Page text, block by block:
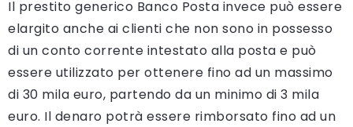
Il prestito generico Banco Posta invece può essere
elargito anche ai clienti che non sono in possesso
di un conto corrente intestato alla posta e può
essere utilizzato per ottenere fino ad un massimo
di 30 mila euro, partendo da un minimo di 3 mila
euro. Il denaro potrà essere rimborsato fino ad un